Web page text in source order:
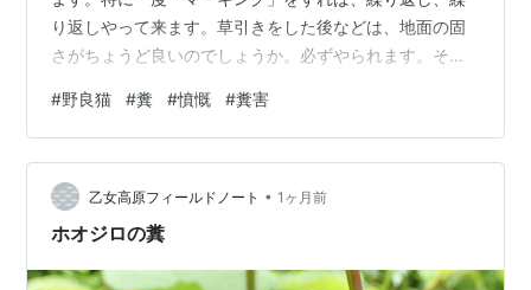
り返しやって来ます。草引きをした後などは、地面の固
さがちょうど良いのでしょうか。必ずやられます。その
える恐れがある犬の場合、保健所が捕獲しますが、猫は
おそらく放置。害虫と違って個人で駆除することも法律
で禁止されているようです。つまりやりたい放題です。
プラスチック製の猫避けマットを敷いていますが、まさ
か庭全体に敷くわけにはいきません。 忌避剤も撒くので
#野良猫 #糞 #憤慨 #糞害
乙女高原フィールドノート • 1ヶ月前
ホオジロの糞